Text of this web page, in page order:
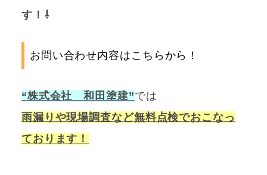
す！⇩
お問い合わせ内容はこちらから！
“株式会社 和田塗建”では
雨漏りや現場調査など無料点検でおこなっ
ております！